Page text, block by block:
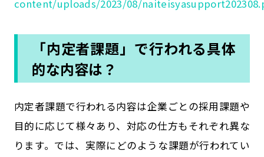
content/uploads/2023/08/
「内定者課題」で行われる具体
的な内容は？
内定者課題で行われる内容は企業ごとの採用課題や
目的に応じて様々あり、対応の仕方もそれぞれ異な
ります。では、実際にどのような課題が行われてい